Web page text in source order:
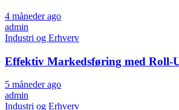
4 måneder ago
admin
Industri og Erhverv
Effektiv Markedsføring med Roll-
5 måneder ago
admin
Industri og Erhverv